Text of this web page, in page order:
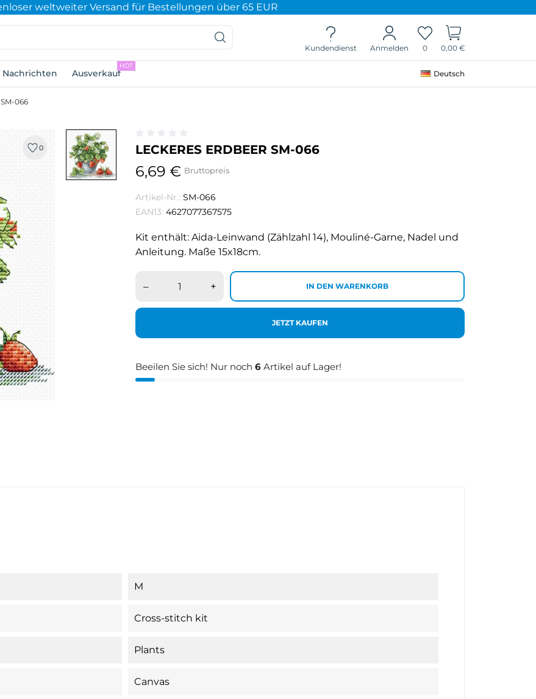
weltweiter Versand für Bestellungen über 65 EUR
Kundendienst Anmelden 0 0,00 €
Nachrichten Ausverkauf
HOT
Deutsch
066
0 LECKERES ERDBEER SM-066
6,69 € Bruttopreis
Artikel-Nr.: SM-066
EAN13: 4627077367575
Kit enthält: Aida-Leinwand (Zählzahl 14), Mouliné-Garne, Nadel und
Anleitung. Maße 15x18cm.
– + IN DEN WARENKORB
JETZT KAUFEN
Beeilen Sie sich! Nur noch 6 Artikel auf Lager!
M
Cross-stitch kit
Plants
Canvas